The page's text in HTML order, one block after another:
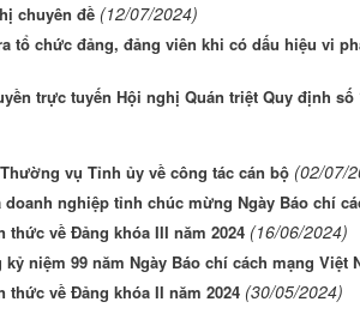
chuyên đề (12/07/2024)
tổ chức đảng, đảng viên khi có dấu hiệu vi
trực tuyến Hội nghị Quán triệt Quy định số
vụ Tỉnh ủy về công tác cán bộ (02/07/
nghiệp tỉnh chúc mừng Ngày Báo chí
về Đảng khóa III năm 2024 (16/06/2024)
niệm 99 năm Ngày Báo chí cách mạng Việt
về Đảng khóa II năm 2024 (30/05/2024)